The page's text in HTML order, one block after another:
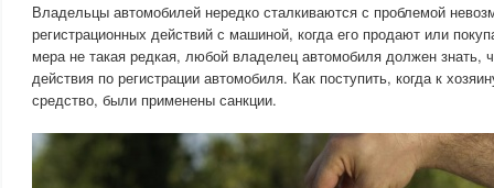
Владельцы автомобилей нередко сталкиваются с проблемой
регистрационных действий с машиной, когда его продают или
мера не такая редкая, любой владелец автомобиля должен знать,
действия по регистрации автомобиля. Как поступить, когда к
средство, были применены санкции.